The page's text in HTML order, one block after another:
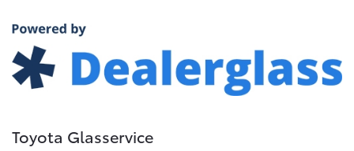
Vanaf € 39.995,-
Mirai
Proace City (excl. BTW)
OOK ALS BATTERIJ-
Toyota Glasservice